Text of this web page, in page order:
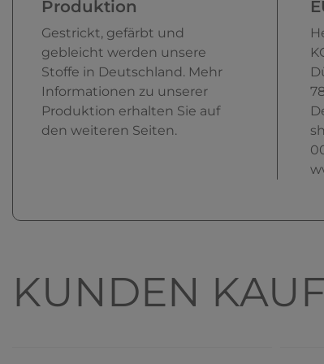
Produktion
Gestrickt, gefärbt und
gebleicht werden unsere
Stoffe in Deutschland. Mehr
Informationen zu unserer
Produktion erhalten Sie auf
den weiteren Seiten.
KUNDEN